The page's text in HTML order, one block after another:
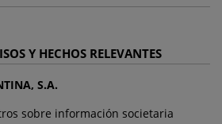
Y HECHOS RELEVANTES
S.A.
sobre información societaria